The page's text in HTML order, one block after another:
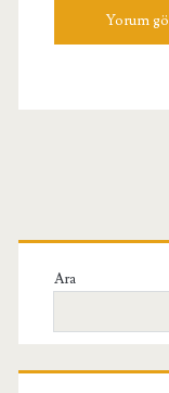
Birincil
Yan
Menü
Ara